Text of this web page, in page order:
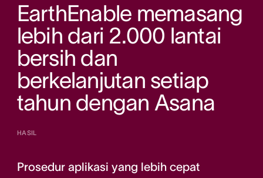
EarthEnable memasang
lebih dari 2.000 lantai
bersih dan
berkelanjutan setiap
tahun dengan Asana
HASIL
Prosedur aplikasi yang lebih cepat